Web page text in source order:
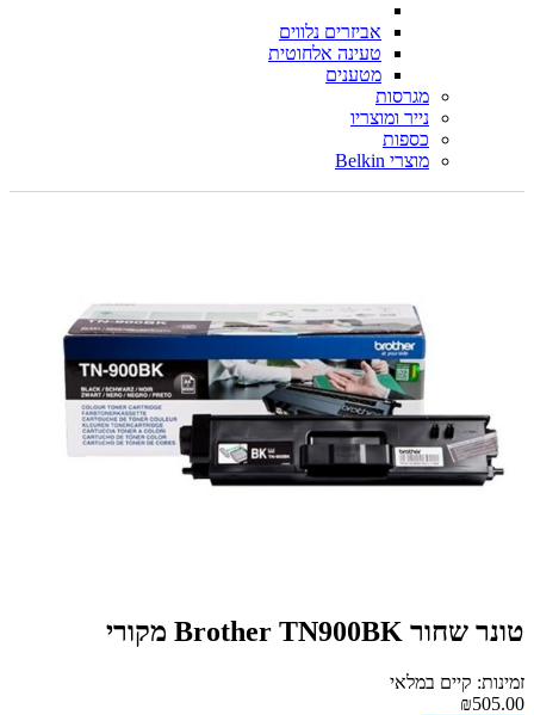
אביזרים נלווים
טעינה אלחוטית
מטענים
מגרסות
נייר ומוצריו
כספות
מוצרי Belkin
‏טונר ‏שחור Brother TN900BK מקורי
זמינות: קיים במלאי
₪505.00